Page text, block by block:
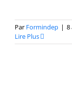
Par Formindep | 8
Lire Plus